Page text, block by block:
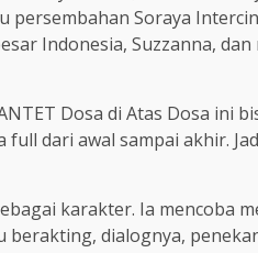
Soraya
Indonesia, Suzzanna,
Dosa di Atas Dosa ini
dari awal sampai akhir.
karakter. Ia mencoba
berakting, dialognya,